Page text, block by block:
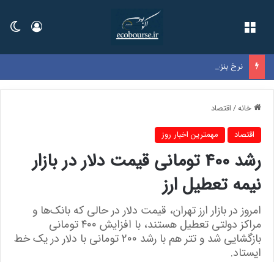
ورود
نرخ بنزین سوپر وارداتی در بورس اعلام شد
خانه/اقتصاد
اقتصاد مهمترین اخبار روز
رشد 400 تومانی قیمت دلار در بازار
نیمه تعطیل ارز
امروز در بازار ارز تهران، قیمت دلار در حالی که بانک‌ها و
مراکز دولتی تعطیل هستند، با افزایش ۴۰۰ تومانی
بازگشایی شد و تتر هم با رشد ۲۰۰ تومانی با دلار در یک خط
ایستاد.